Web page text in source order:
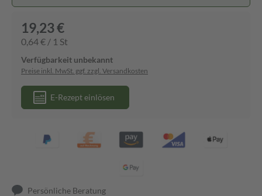
19,23 €
0,64 € / 1 St
Verfügbarkeit unbekannt
Preise inkl. MwSt. ggf. zzgl. Versandkosten
E-Rezept einlösen
Persönliche Beratung